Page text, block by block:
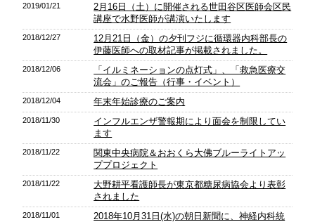
2019/01/21
2月16日（土）に開催される世田谷区医師会区民
講座で水野医師が講演いたします
2018/12/27
12月21日（金）の夕刊フジに循環器内科部長の
伊藤医師への取材記事が掲載されました。
2018/12/06
「イルミネーションの点灯式」、「救急医療交
流会」のご報告（行事・イベント）
2018/12/04 年末年始診療のご案内
2018/11/30
インフルエンザ警報期により面会を制限してい
ます
2018/11/22
関東中央病院＆おおくら大佛ブルーライトアッ
ププロジェクト
2018/11/22
大野耕平看護師長が東京都糖尿病協会より表彰
されました
2018/11/01
2018年10月31日(水)の朝日新聞に、神経内科統